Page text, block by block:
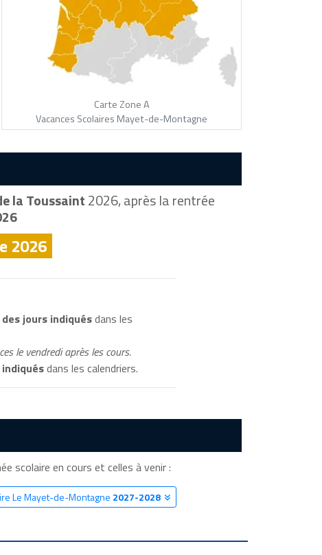
Carte Zone A
Vacances Scolaires Mayet-de-Montagne
la Toussaint2026, après la rentrée
2026
des jours indiquésdans les
le vendredi après les cours.
dans les calendriers.
scolaire en cours et celles à venir :
Le Mayet-de-Montagne 2027-2028